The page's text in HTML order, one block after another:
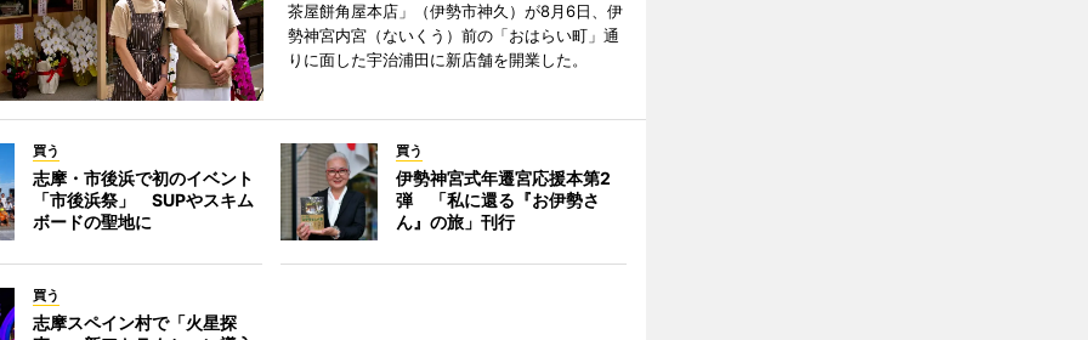
茶屋餅角屋本店」（伊勢市神久）が8月6日、伊
勢神宮内宮（ないくう）前の「おはらい町」通
りに面した宇治浦田に新店舗を開業した。
買う
志摩・市後浜で初のイベント
「市後浜祭」 SUPやスキム
ボードの聖地に
買う
伊勢神宮式年遷宮応援本第2
弾 「私に還る『お伊勢さ
ん』の旅」刊行
買う
志摩スペイン村で「火星探